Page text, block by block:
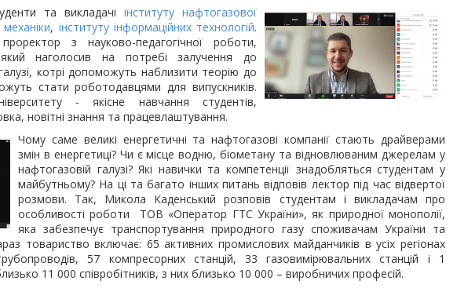
та викладачіінституту нафтогазової
, інституту інформаційних технологій.
з науково-педагогічної роботи,
наголосив на потребі залучення до
котрі допоможуть наблизити теорію до
стати роботодавцями для випускників.
- якісне навчання студентів,
новітні знання та працевлаштування.
Чому саме великі енергетичні та нафтогазові компанії стають драйверами
змін в енергетиці? Чи є місце водню, біометану та відновлюваним джерелам у
нафтогазовій галузі? Які навички та компетенції знадобляться студентам у
майбутньому? На ці та багато інших питань відповів лектор під час відвертої
розмови. Так, Микола Каденський розповів студентам і викладачам про
особливості роботи ТОВ «Оператор ГТС України», як природної монополії,
яка забезпечує транспортування природного газу споживачам України та
товариство включає: 65 активних промислових майданчиків в усіх регіонах
57 компресорних станцій, 33 газовимірювальних станцій і 1
11 000 співробітників, з них близько 10 000 – виробничих професій.